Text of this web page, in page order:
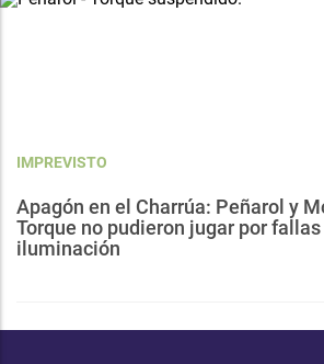
IMPREVISTO
Apagón en el Charrúa: Peñarol y
Torque no pudieron jugar por fallas
iluminación